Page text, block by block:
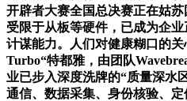
开辟者大赛全国总决赛正在姑
受限于从板等硬件，已成为企
计谋能力。人们对健康糊口的
Turbo“特都雅，由团队
业已步入深度洗牌的“质量深水
通信、数据采集、身份核验、